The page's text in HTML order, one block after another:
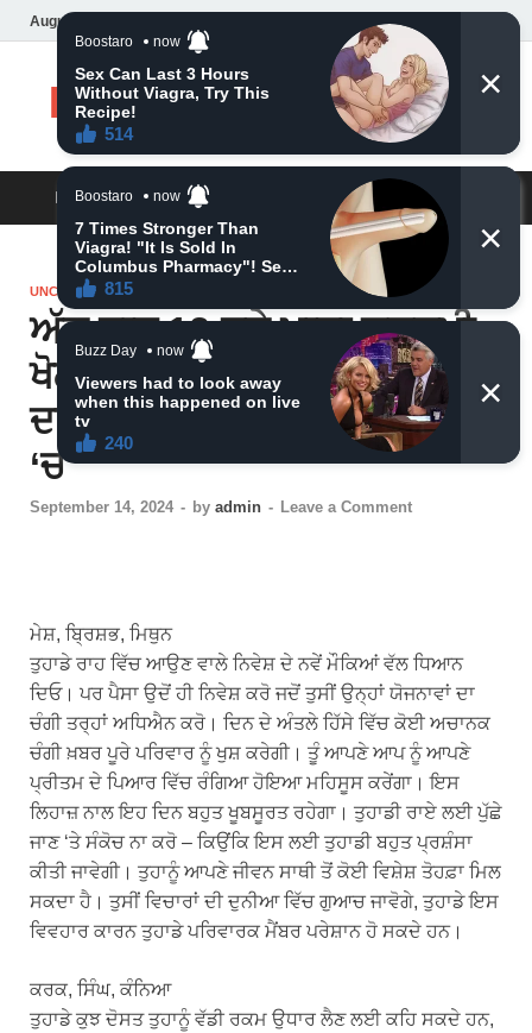
August 7, 2026
Daily News
MAIN MENU
UNCATEGORIZED
ਅੱਜ ਰਾਤ 12 ਵਜੇ ਮਾਤਾ ਲਕਸ਼ਮੀ
ਖੋਲ ਦੇਵੇਗੀ 5 ਰਾਸ਼ੀਆਂ ਦੀ ਕਿਸਮਤ
ਦਾ ਪਿਟਾਰਾ, ਸਭ ਕੁਝ ਹੋਵੇਗਾ ਮੁੱਠੀ
‘ਚ
September 14, 2024 - by admin - Leave a Comment
ਮੇਸ਼, ਬ੍ਰਿਸ਼ਭ, ਮਿਥੁਨ
ਤੁਹਾਡੇ ਰਾਹ ਵਿੱਚ ਆਉਣ ਵਾਲੇ ਨਿਵੇਸ਼ ਦੇ ਨਵੇਂ ਮੌਕਿਆਂ ਵੱਲ ਧਿਆਨ
ਦਿਓ। ਪਰ ਪੈਸਾ ਉਦੋਂ ਹੀ ਨਿਵੇਸ਼ ਕਰੋ ਜਦੋਂ ਤੁਸੀਂ ਉਨ੍ਹਾਂ ਯੋਜਨਾਵਾਂ ਦਾ
ਚੰਗੀ ਤਰ੍ਹਾਂ ਅਧਿਐਨ ਕਰੋ। ਦਿਨ ਦੇ ਅੰਤਲੇ ਹਿੱਸੇ ਵਿੱਚ ਕੋਈ ਅਚਾਨਕ
ਚੰਗੀ ਖ਼ਬਰ ਪੂਰੇ ਪਰਿਵਾਰ ਨੂੰ ਖੁਸ਼ ਕਰੇਗੀ। ਤੂੰ ਆਪਣੇ ਆਪ ਨੂੰ ਆਪਣੇ
ਪ੍ਰੀਤਮ ਦੇ ਪਿਆਰ ਵਿੱਚ ਰੰਗਿਆ ਹੋਇਆ ਮਹਿਸੂਸ ਕਰੇਂਗਾ। ਇਸ
ਲਿਹਾਜ਼ ਨਾਲ ਇਹ ਦਿਨ ਬਹੁਤ ਖੂਬਸੂਰਤ ਰਹੇਗਾ। ਤੁਹਾਡੀ ਰਾਏ ਲਈ ਪੁੱਛੇ
ਜਾਣ ‘ਤੇ ਸੰਕੋਚ ਨਾ ਕਰੋ – ਕਿਉਂਕਿ ਇਸ ਲਈ ਤੁਹਾਡੀ ਬਹੁਤ ਪ੍ਰਸ਼ੰਸਾ
ਕੀਤੀ ਜਾਵੇਗੀ। ਤੁਹਾਨੂੰ ਆਪਣੇ ਜੀਵਨ ਸਾਥੀ ਤੋਂ ਕੋਈ ਵਿਸ਼ੇਸ਼ ਤੋਹਫ਼ਾ ਮਿਲ
ਸਕਦਾ ਹੈ। ਤੁਸੀਂ ਵਿਚਾਰਾਂ ਦੀ ਦੁਨੀਆ ਵਿੱਚ ਗੁਆਚ ਜਾਵੋਗੇ, ਤੁਹਾਡੇ ਇਸ
ਵਿਵਹਾਰ ਕਾਰਨ ਤੁਹਾਡੇ ਪਰਿਵਾਰਕ ਮੈਂਬਰ ਪਰੇਸ਼ਾਨ ਹੋ ਸਕਦੇ ਹਨ।
ਕਰਕ, ਸਿੰਘ, ਕੰਨਿਆ
ਤੁਹਾਡੇ ਕੁਝ ਦੋਸਤ ਤੁਹਾਨੂੰ ਵੱਡੀ ਰਕਮ ਉਧਾਰ ਲੈਣ ਲਈ ਕਹਿ ਸਕਦੇ ਹਨ,